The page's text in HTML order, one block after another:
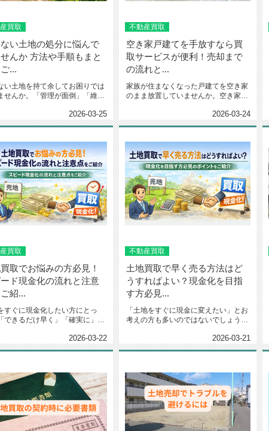
買取
い土地の処分に悩んで
んか 方法や手順もまと
...
い土地を持て余してお困りでは
せんか。「管理が面倒」「維持
2026-03-25
不動産買取
空き家戸建てを手放すなら買
取サービスが便利！売却まで
の流れと...
家族が住まなくなった戸建てを空き家
のまま放置していませんか。空き家に
2026-03-24
買取
取でお悩みの方必見！
ド現金化の流れと注意
紹...
すぐに現金化したい方にとっ
できるだけ早く」「確実に」手
2026-03-22
不動産買取
土地買取で早く売る方法はど
うすればよい？現金化を目指
す方必見...
「土地をすぐに現金に変えたい」とお
考えの方も多いのではないでしょう
2026-03-21